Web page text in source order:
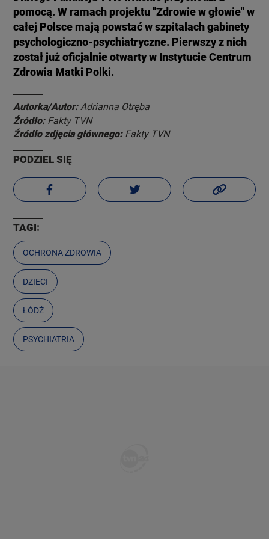
pomocą. W ramach projektu "Zdrowie w głowie" w
całej Polsce mają powstać w szpitalach gabinety
psychologiczno-psychiatryczne. Pierwszy z nich
został już oficjalnie otwarty w Instytucie Centrum
Zdrowia Matki Polki.
Autorka/Autor: Adrianna Otręba
Źródło: Fakty TVN
Źródło zdjęcia głównego: Fakty TVN
PODZIEL SIĘ
TAGI:
OCHRONA ZDROWIA
DZIECI
ŁÓDŹ
PSYCHIATRIA